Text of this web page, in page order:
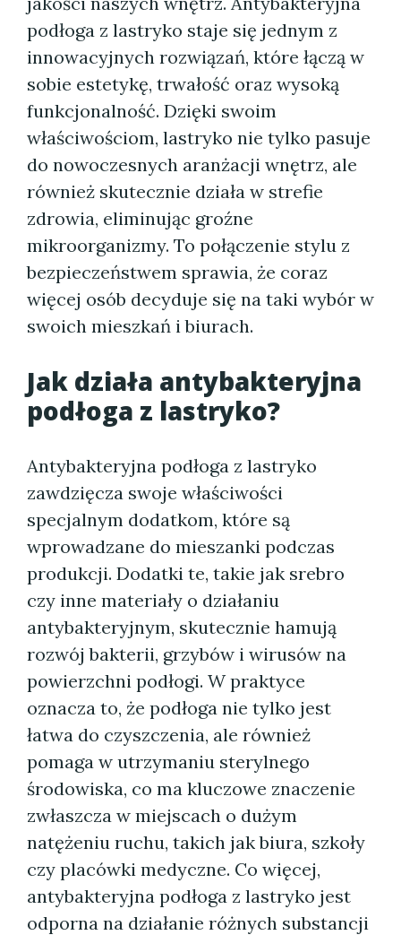
podłoga z lastryko staje się jednym z
innowacyjnych rozwiązań, które łączą w
sobie estetykę, trwałość oraz wysoką
funkcjonalność. Dzięki swoim
właściwościom, lastryko nie tylko pasuje
do nowoczesnych aranżacji wnętrz, ale
również skutecznie działa w strefie
zdrowia, eliminując groźne
mikroorganizmy. To połączenie stylu z
bezpieczeństwem sprawia, że coraz
więcej osób decyduje się na taki wybór w
swoich mieszkań i biurach.
Jak działa antybakteryjna
podłoga z lastryko?
Antybakteryjna podłoga z lastryko
zawdzięcza swoje właściwości
specjalnym dodatkom, które są
wprowadzane do mieszanki podczas
produkcji. Dodatki te, takie jak srebro
czy inne materiały o działaniu
antybakteryjnym, skutecznie hamują
rozwój bakterii, grzybów i wirusów na
powierzchni podłogi. W praktyce
oznacza to, że podłoga nie tylko jest
łatwa do czyszczenia, ale również
pomaga w utrzymaniu sterylnego
środowiska, co ma kluczowe znaczenie
zwłaszcza w miejscach o dużym
natężeniu ruchu, takich jak biura, szkoły
czy placówki medyczne. Co więcej,
antybakteryjna podłoga z lastryko jest
odporna na działanie różnych substancji